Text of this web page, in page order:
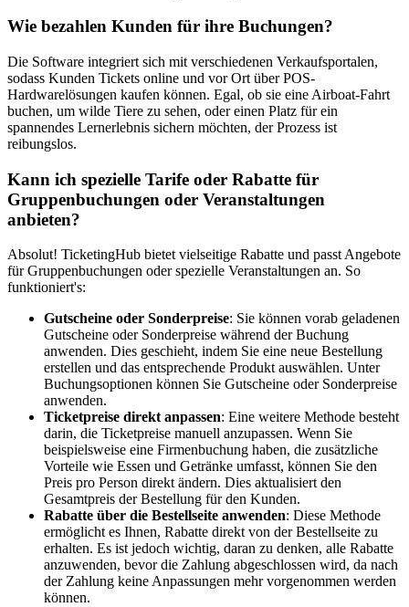
Wie bezahlen Kunden für ihre Buchungen?
Die Software integriert sich mit verschiedenen Verkaufsportalen,
sodass Kunden Tickets online und vor Ort über POS-
Hardwarelösungen kaufen können. Egal, ob sie eine Airboat-Fahrt
buchen, um wilde Tiere zu sehen, oder einen Platz für ein
spannendes Lernerlebnis sichern möchten, der Prozess ist
reibungslos.
Kann ich spezielle Tarife oder Rabatte für
Gruppenbuchungen oder Veranstaltungen
anbieten?
Absolut! TicketingHub bietet vielseitige Rabatte und passt Angebote
für Gruppenbuchungen oder spezielle Veranstaltungen an. So
funktioniert's:
Gutscheine oder Sonderpreise: Sie können vorab geladenen
Gutscheine oder Sonderpreise während der Buchung
anwenden. Dies geschieht, indem Sie eine neue Bestellung
erstellen und das entsprechende Produkt auswählen. Unter
Buchungsoptionen können Sie Gutscheine oder Sonderpreise
anwenden.
Ticketpreise direkt anpassen: Eine weitere Methode besteht
darin, die Ticketpreise manuell anzupassen. Wenn Sie
beispielsweise eine Firmenbuchung haben, die zusätzliche
Vorteile wie Essen und Getränke umfasst, können Sie den
Preis pro Person direkt ändern. Dies aktualisiert den
Gesamtpreis der Bestellung für den Kunden.
Rabatte über die Bestellseite anwenden: Diese Methode
ermöglicht es Ihnen, Rabatte direkt von der Bestellseite zu
erhalten. Es ist jedoch wichtig, daran zu denken, alle Rabatte
anzuwenden, bevor die Zahlung abgeschlossen wird, da nach
der Zahlung keine Anpassungen mehr vorgenommen werden
können.